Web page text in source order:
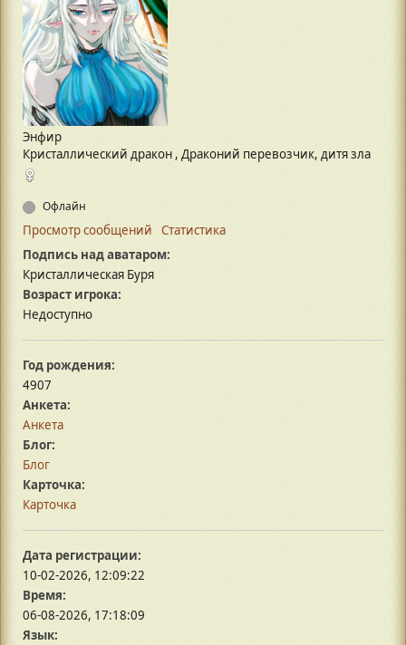
Энфир
Кристаллический дракон , Драконий перевозчик, дитя зла
Офлайн
Просмотр сообщений
Статистика
Подпись над аватаром:
Кристаллическая Буря
Возраст игрока:
Недоступно
Год рождения:
4907
Анкета:
Анкета
Блог:
Блог
Карточка:
Карточка
Дата регистрации:
10-02-2026, 12:09:22
Время:
06-08-2026, 17:18:09
Язык: